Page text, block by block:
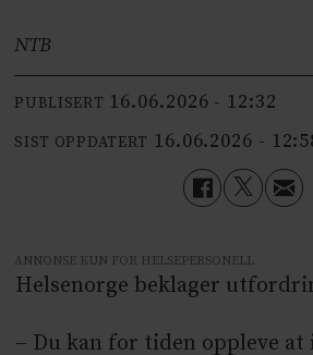
NTB
PUBLISERT 16.06.2026 - 12:32
SIST OPPDATERT 16.06.2026 -
ANNONSE KUN FOR HELSEPERSONELL
Helsenorge beklager
– Du kan for tiden oppleve at